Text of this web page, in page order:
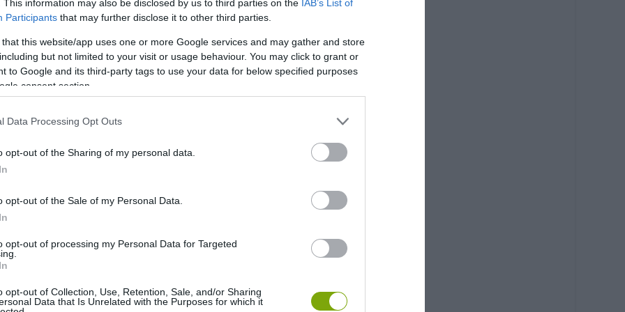
This information may also be disclosed by us to third parties on the IAB’s List of
Participants that may further disclose it to other third parties.
that this website/app uses one or more Google services and may gather and store
but not limited to your visit or usage behaviour. You may click to grant or
to Google and its third-party tags to use your data for below specified purposes
consent section.
Data Processing Opt Outs
opt-out of the Sharing of my personal data.
opt-out of the Sale of my Personal Data.
opt-out of processing my Personal Data for Targeted
opt-out of Collection, Use, Retention, Sale, and/or Sharing
Data that Is Unrelated with the Purposes for which it
lárvák, gombák és más szervezetek részt vesznek a
fenntartásában. Egy öreg, korhadó fatörzs nem
szegényedik. A pillangók fogyása a rétek és virágos
fogyása az erdők szerkezetéről, a holtfa hiányáról,
múltja ma is
időszaka volt. Intenzívebb mezőgazdaság,
lecsapolások, erdészeti egyszerűsítés, holtfa
jelentettek.
Kell a megfelelő tápnövény, virág, mikroklíma, szegély,